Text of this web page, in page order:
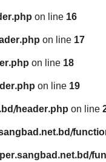
on line 16
on line 17
on line 18
on line 19
header.php on line